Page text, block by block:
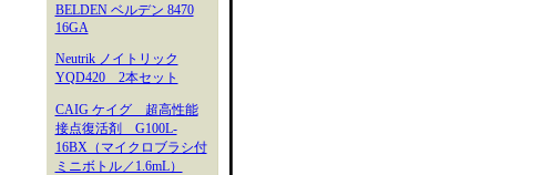
BELDEN ベルデン 8470
16GA
Neutrik ノイトリック
YQD420 2本セット
CAIG ケイグ 超高性能
接点復活剤 G100L-
16BX（マイクロブラシ付
ミニボトル／1.6mL）